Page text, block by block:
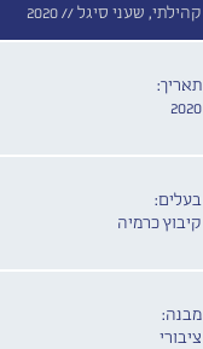
קהילתי, שעני סיגל //2020
תאריך:
2020
בעלים:
קיבוץ כרמיה
מבנה:
ציבורי